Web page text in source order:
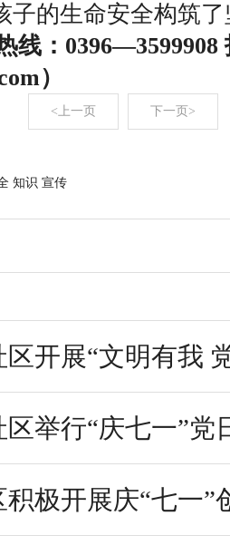
子的生命安全构筑
线：0396—3599908
）
<上一页 下一页>
知识 宣传
开展“文明有我
举行“庆七一”党
极开展庆“七一”